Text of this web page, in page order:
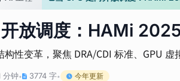
放调度：HAMi
性变革，聚焦 DRA/CDI 标准、GPU 虚
分钟• 3774 字• 今年更新